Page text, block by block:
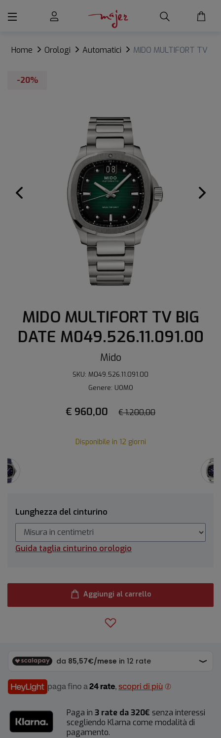
Home Orologi Automatici
MIDO MULTIFORT TV
-20%
MIDO MULTIFORT TV BIG
DATE M049.526.11.091.00
Mido
SKU: M049.526.11.091.00
Genere: UOMO
€ 960,00 € 1.200,00
Disponibile in 12 giorni
Lunghezza del cinturino
Guida taglia cinturino orologio
Aggiungi al carrello
paga fino a 24 rate, scopri di più
Paga in 3 rate da 320€ senza interessi
scegliendo Klarna come modalità di
pagamento.